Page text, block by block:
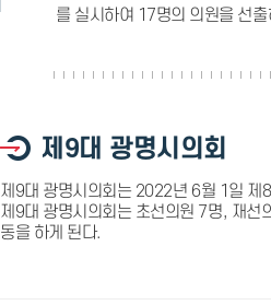
를 실시하여 17명의 의원을 선
제9대 광명시의회
제9대 광명시의회는 2022년 6월 1일 제
제9대 광명시의회는 초선의원 7명, 재
동을 하게 된다.